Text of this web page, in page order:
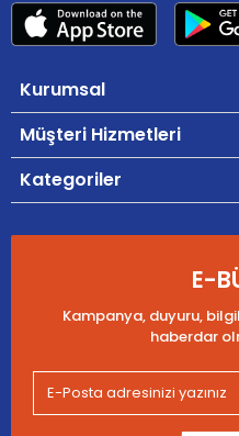
Kurumsal
Müşteri Hizmetleri
Kategoriler
E-
Kampanya, duyuru,
haberdar